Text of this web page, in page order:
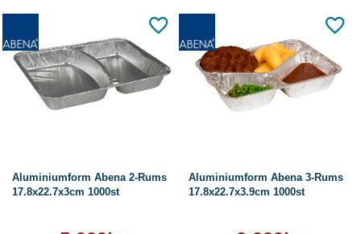
Aluminiumform Abena 2-Rums
17.8x22.7x3cm 1000st
Aluminiumform Abena 3-Rums
17.8x22.7x3.9cm 1000st